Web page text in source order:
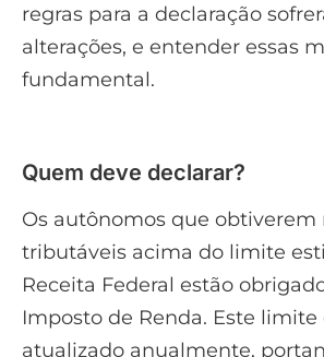
regras para a declaração
alterações, e entender essas
fundamental.
Quem deve declarar?
Os autônomos que
tributáveis acima do limite
Receita Federal estão
Imposto de Renda. Este
atualizado anualmente,